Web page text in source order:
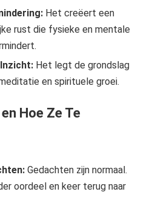
Het creëert een
rust die fysieke en mentale
Het legt de grondslag
en spirituele groei.
Hoe Ze Te
Gedachten zijn normaal.
oordeel en keer terug naar